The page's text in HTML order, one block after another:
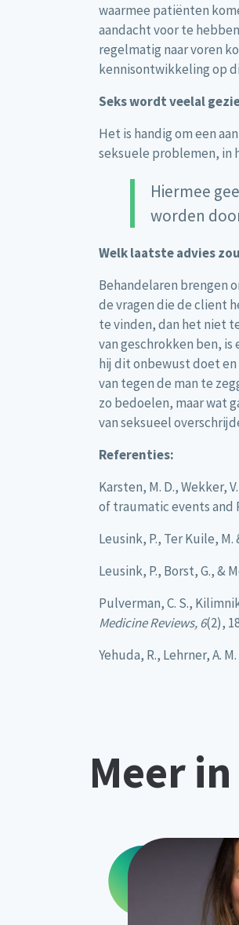
waarmee patiënten
aandacht voor te
regelmatig naar voren
kennisontwikkeling op
Seks wordt veelal
Het is handig om een
seksuele problemen, in
Hiermee
worden
Welk laatste advies
Behandelaren brengen
de vragen die de client
te vinden, dan het niet
van geschrokken ben,
hij dit onbewust doet en
van tegen de man te
zo bedoelen, maar wat
van seksueel
Referenties:
Karsten, M. D., Wekker,
of traumatic events and
Leusink, P., Ter Kuile, M.
Leusink, P., Borst, G., &
Pulverman, C. S.,
Medicine Reviews, 6(2),
Yehuda, R., Lehrner, A.
Meer